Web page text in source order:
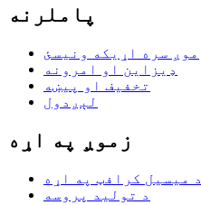
پاملرنه
موږ سره اړیکه ونیسئ
ډیزاین او امرونه
تخفیف او پیښه
لېږدول
زموږ په اړه
د میسیل کرافټ په اړه
د تولید پروسه